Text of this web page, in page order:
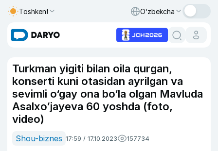
Toshkent O‘zbekcha
Turkman yigiti bilan oila qurgan,
konserti kuni otasidan ayrilgan va
sevimli o‘gay ona bo‘la olgan Mavluda
Asalxo‘jayeva 60 yoshda (foto,
video)
Shou-biznes 17:59 / 17.10.2023 157734